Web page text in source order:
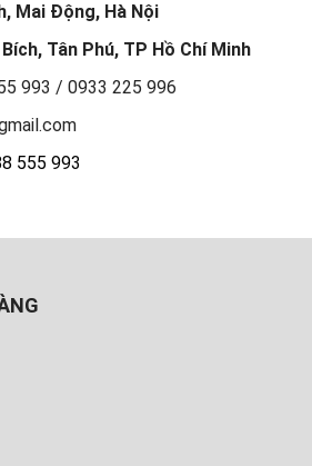
Mai Động, Hà Nội
Tân Phú, TP Hồ Chí Minh
993 / 0933 225 996
555 993